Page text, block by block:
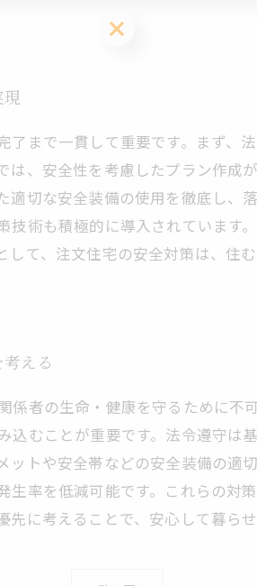
まで一貫して重要です。まず、
、安全性を考慮したプラン作成
切な安全装備の使用を徹底し、
術も積極的に導入されています
て、注文住宅の安全対策は、住
える
者の生命・健康を守るために不
むことが重要です。法令遵守は
トや安全帯などの安全装備の適
率を低減可能です。これらの対
に考えることで、安心して暮ら
お問い合わせ・資料請求はこちら